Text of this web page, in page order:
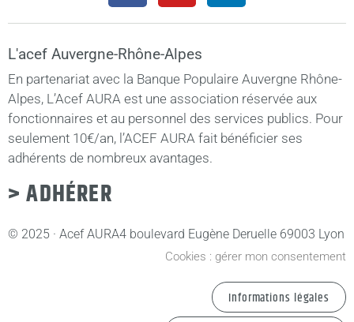
L'acef Auvergne-Rhône-Alpes
En partenariat avec la Banque Populaire Auvergne Rhône-
Alpes, L’Acef AURA est une association réservée aux
fonctionnaires et au personnel des services publics. Pour
seulement 10€/an, l’ACEF AURA fait bénéficier ses
adhérents de nombreux avantages.
> ADHÉRER
© 2025 · Acef AURA4 boulevard Eugène Deruelle 69003 Lyon
Cookies : gérer mon consentement
Informations légales